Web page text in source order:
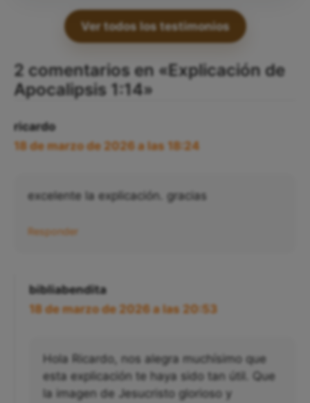
Ver todos los testimonios
2 comentarios en «Explicación de
Apocalipsis 1:14»
ricardo
18 de marzo de 2026 a las 18:24
excelente la explicación. gracias
Responder
bibliabendita
18 de marzo de 2026 a las 20:53
Hola Ricardo, nos alegra muchísimo que
esta explicación te haya sido tan útil. Que
la imagen de Jesucristo glorioso y